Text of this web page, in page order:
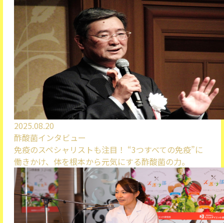
2025.08.20
酢酸菌インタビュー
免疫のスペシャリストも注目！ “3つすべての免疫”に
働きかけ、体を根本から元気にする酢酸菌の力。